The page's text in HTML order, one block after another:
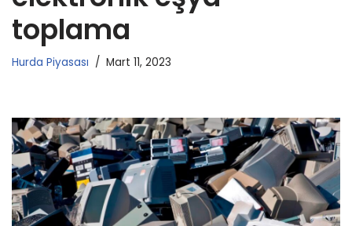
toplama
Hurda Piyasası Mart 11, 2023